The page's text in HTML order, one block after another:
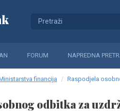
FORUM NAPREDNA
financija Raspodjela
odbitka za